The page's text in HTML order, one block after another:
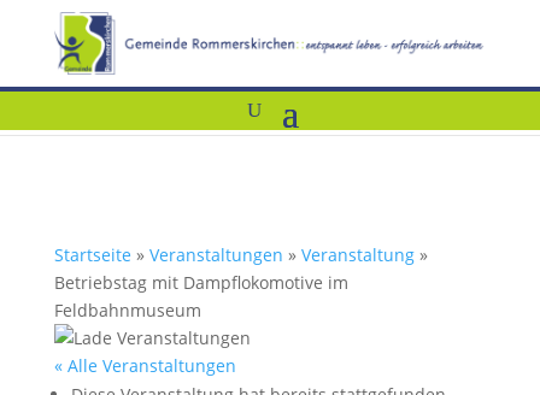
Startseite » Veranstaltungen » Veranstaltung»
Betriebstag mit Dampflokomotive im
Feldbahnmuseum
« Alle Veranstaltungen